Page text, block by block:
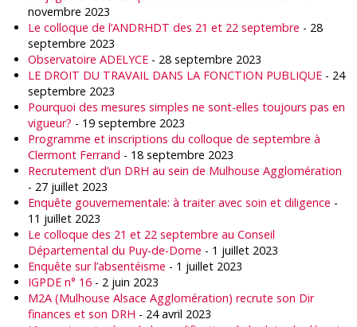
novembre 2023
Le colloque de l’ANDRHDT des 21 et 22 septembre - 28
septembre 2023
Observatoire ADELYCE - 28 septembre 2023
LE DROIT DU TRAVAIL DANS LA FONCTION PUBLIQUE - 24
septembre 2023
Pourquoi des mesures simples ne sont-elles toujours pas en
vigueur? - 19 septembre 2023
Programme et inscriptions du colloque de septembre à
Clermont Ferrand - 18 septembre 2023
Recrutement d’un DRH au sein de Mulhouse Agglomération
- 27 juillet 2023
Enquête gouvernementale: à traiter avec soin et diligence -
11 juillet 2023
Le colloque des 21 et 22 septembre au Conseil
Départemental du Puy-de-Dome - 1 juillet 2023
Enquête sur l’absentéisme - 1 juillet 2023
IGPDE n° 16 - 2 juin 2023
M2A (Mulhouse Alsace Agglomération) recrute son Dir
finances et son DRH - 24 avril 2023